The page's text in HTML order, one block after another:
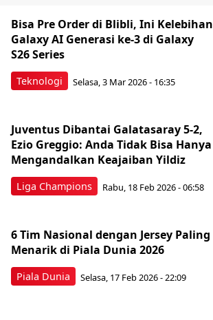
Teknologi
Bisa Pre Order di Blibli, Ini Kelebihan
Galaxy AI Generasi ke-3 di Galaxy
S26 Series
Selasa, 3 Mar 2026 - 16:35
Liga Champions
Juventus Dibantai Galatasaray 5-2,
Ezio Greggio: Anda Tidak Bisa Hanya
Mengandalkan Keajaiban Yildiz
Rabu, 18 Feb 2026 - 06:58
Piala Dunia
6 Tim Nasional dengan Jersey Paling
Menarik di Piala Dunia 2026
Selasa, 17 Feb 2026 - 22:09